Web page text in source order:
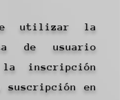
de utilizar la
de usuario
inscripción
suscripción en